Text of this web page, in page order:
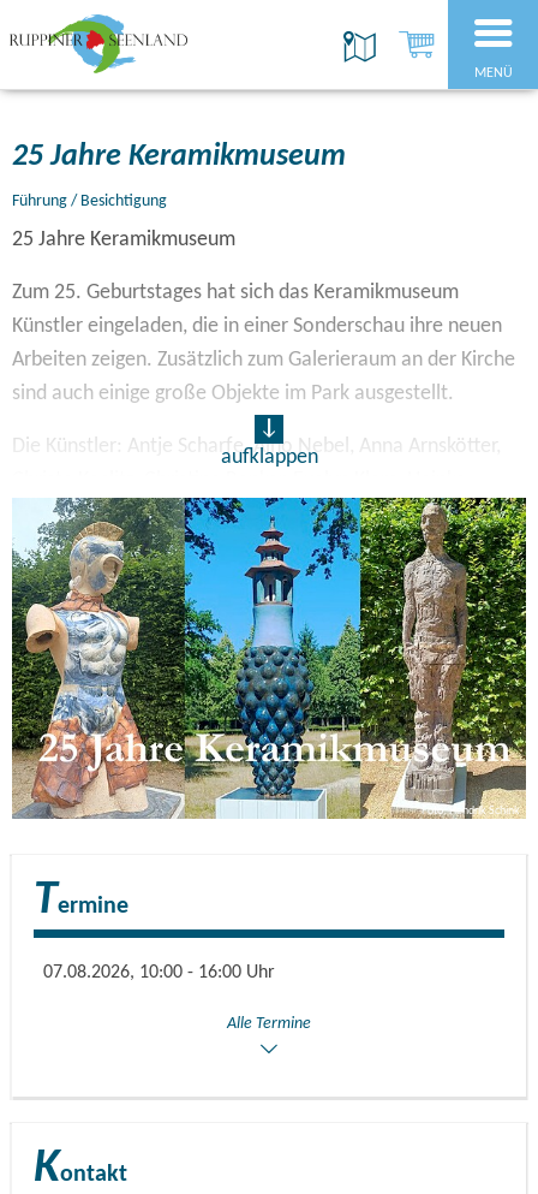
MENÜ
25 Jahre Keramikmuseum
Führung / Besichtigung
25 Jahre Keramikmuseum
Zum 25. Geburtstages hat sich das Keramikmuseum
Künstler eingeladen, die in einer Sonderschau ihre neuen
Arbeiten zeigen. Zusätzlich zum Galerieraum an der Kirche
sind auch einige große Objekte im Park ausgestellt.
Die Künstler: Antje Scharfe, Aino Nebel, Anna Arnskötter,
Binder, Hendrik Schink, Judith Püschel, Karl Fulle, Martin
Mindermann, Maria Ortiz Gil, Sigrid Artes, Silke Thal, Ursula
Zänker
aufklappen
Foto: Hendrik Schink
Termine
07.08.2026, 10:00 - 16:00 Uhr
Alle Termine
Kontakt